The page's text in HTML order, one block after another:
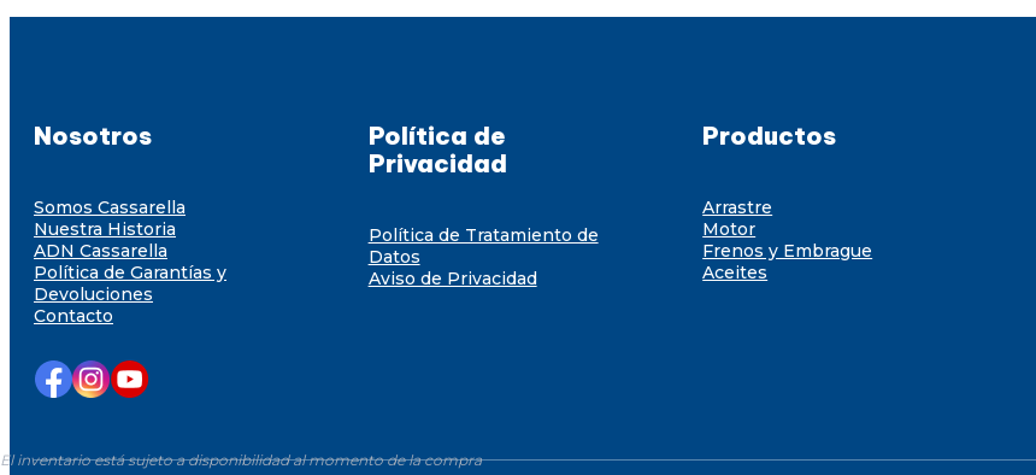
El inventario está sujeto a disponibilidad al momento de la compra
Nosotros
Somos Cassarella
Nuestra Historia
ADN Cassarella
Política de Garantías y
Devoluciones
Contacto
Política de
Privacidad
Política de Tratamiento de
Datos
Aviso de Privacidad
Productos
Arrastre
Motor
Frenos y Embrague
Aceites